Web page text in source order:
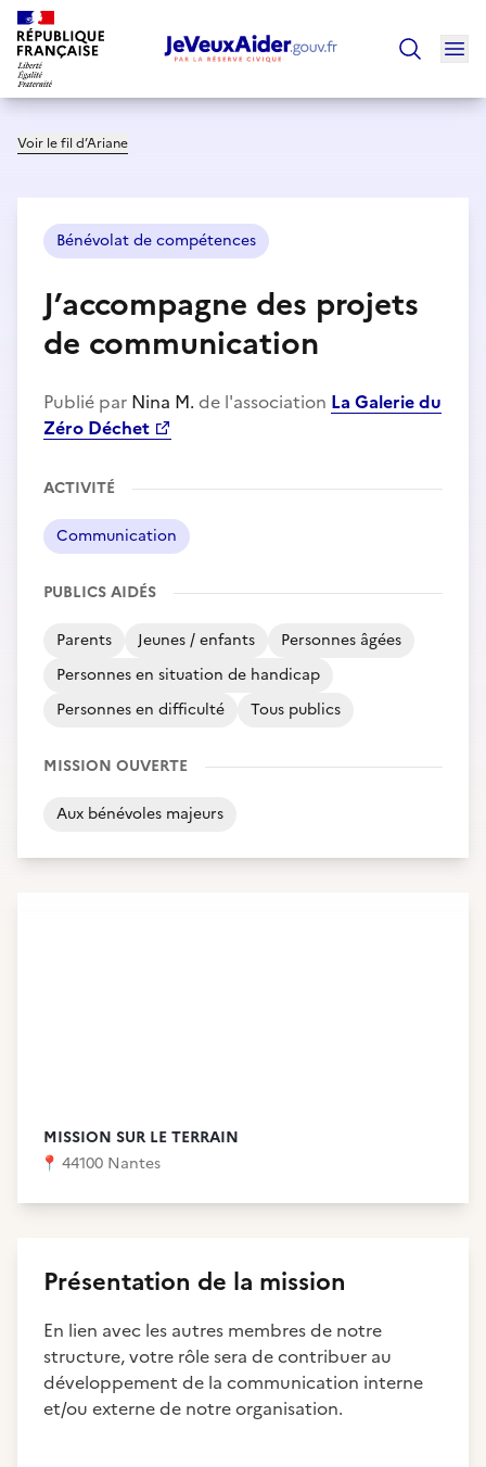
Voir le fil d’Ariane
Bénévolat de compétences
J’accompagne des projets
de communication
Publié par Nina M. de l'association La Galerie du
Zéro Déchet
ACTIVITÉ
Communication
PUBLICS AIDÉS
Parents Jeunes / enfants
Personnes âgées
Personnes en situation de handicap
Personnes en difficulté
Tous publics
MISSION OUVERTE
Aux bénévoles majeurs
MISSION SUR LE TERRAIN
📍 44100 Nantes
Présentation de la mission
En lien avec les autres membres de notre
structure, votre rôle sera de contribuer au
développement de la communication interne
et/ou externe de notre organisation.